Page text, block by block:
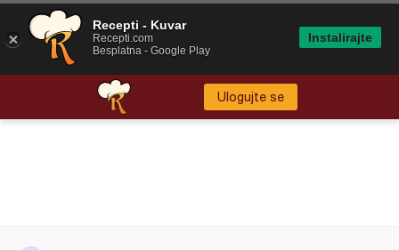
Ulogujte se
Recepti - Kuvar
Recepti.com
Besplatna - Google Play
Instalirajte